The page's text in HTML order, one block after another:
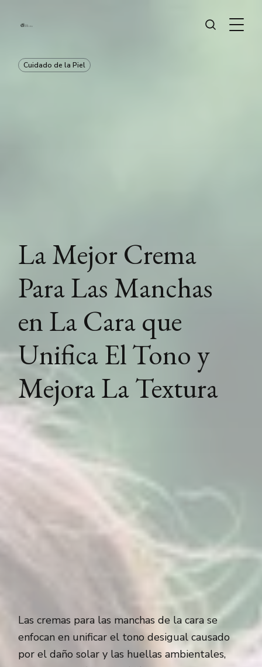
Cuidado de la Piel
La Mejor Crema
Para Las Manchas
en La Cara que
Unifica El Tono y
Mejora La Textura
Las cremas para las manchas de la cara se
enfocan en unificar el tono desigual causado
por el daño solar y las huellas ambientales,